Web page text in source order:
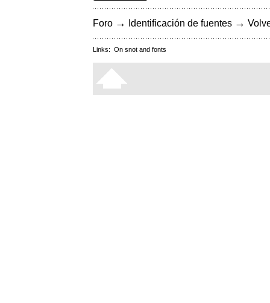
Foro → Identificación de fuentes →
Links: On snot and fonts